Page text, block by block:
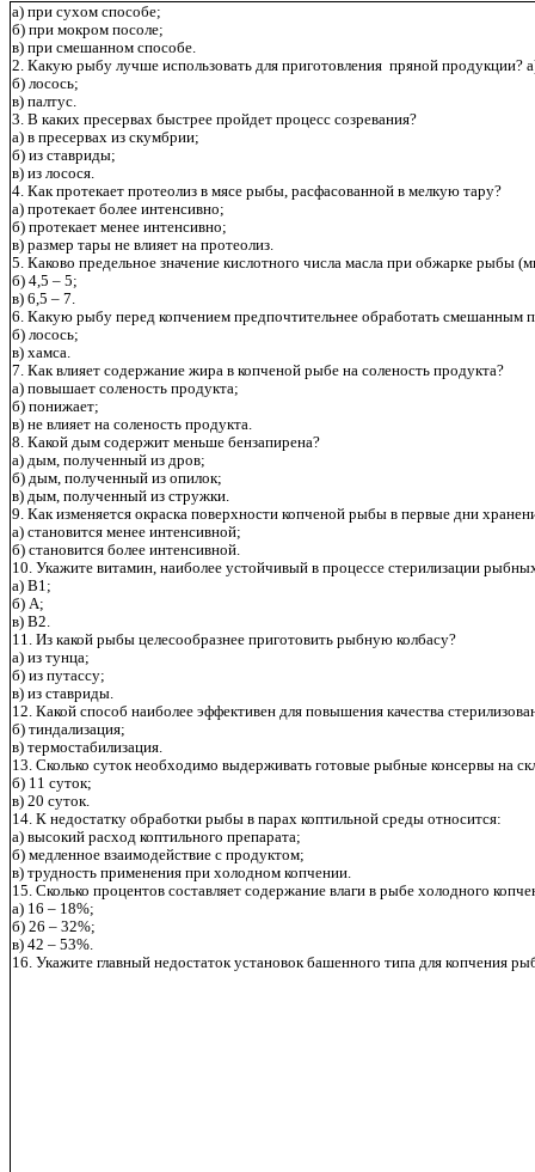
а) при сухом способе;
б) при мокром посоле;
в) при смешанном способе.
2. Какую рыбу лучше использовать для приготовления пряной продукции?
б) лосось;
в) палтус.
3. В каких пресервах быстрее пройдет процесс созревания?
а) в пресервах из скумбрии;
б) из ставриды;
в) из лосося.
4. Как протекает протеолиз в мясе рыбы, расфасованной в мелкую тару?
а) протекает более интенсивно;
б) протекает менее интенсивно;
в) размер тары не влияет на протеолиз.
5. Каково предельное значение кислотного числа масла при обжарке рыбы
б) 4,5 – 5;
в) 6,5 – 7.
6. Какую рыбу перед копчением предпочтительнее обработать смешанным
б) лосось;
в) хамса.
7. Как влияет содержание жира в копченой рыбе на соленость продукта?
а) повышает соленость продукта;
б) понижает;
в) не влияет на соленость продукта.
8. Какой дым содержит меньше бензапирена?
а) дым, полученный из дров;
б) дым, полученный из опилок;
в) дым, полученный из стружки.
9. Как изменяется окраска поверхности копченой рыбы в первые дни
а) становится менее интенсивной;
б) становится более интенсивной.
10. Укажите витамин, наиболее устойчивый в процессе стерилизации
а) В1;
б) А;
в) В2.
11. Из какой рыбы целесообразнее приготовить рыбную колбасу?
а) из тунца;
б) из путассу;
в) из ставриды.
12. Какой способ наиболее эффективен для повышения качества
б) тиндализация;
в) термостабилизация.
13. Сколько суток необходимо выдерживать готовые рыбные консервы на
б) 11 суток;
в) 20 суток.
14. К недостатку обработки рыбы в парах коптильной среды относится:
а) высокий расход коптильного препарата;
б) медленное взаимодействие с продуктом;
в) трудность применения при холодном копчении.
15. Сколько процентов составляет содержание влаги в рыбе холодного
а) 16 – 18%;
б) 26 – 32%;
в) 42 – 53%.
16. Укажите главный недостаток установок башенного типа для копчения